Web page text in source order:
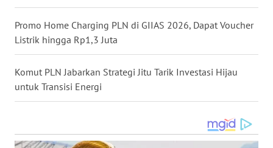
Promo Home Charging PLN di GIIAS 2026, Dapat Voucher
Listrik hingga Rp1,3 Juta
Komut PLN Jabarkan Strategi Jitu Tarik Investasi Hijau
untuk Transisi Energi
WN
MALUKU
WN
WN